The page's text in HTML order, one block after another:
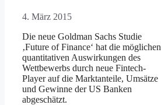
4. März 2015
Die neue Goldman Sachs Studie
‚Future of Finance‘ hat die möglichen
quantitativen Auswirkungen des
Wettbewerbs durch neue Fintech-
Player auf die Marktanteile, Umsätze
und Gewinne der US Banken
abgeschätzt.